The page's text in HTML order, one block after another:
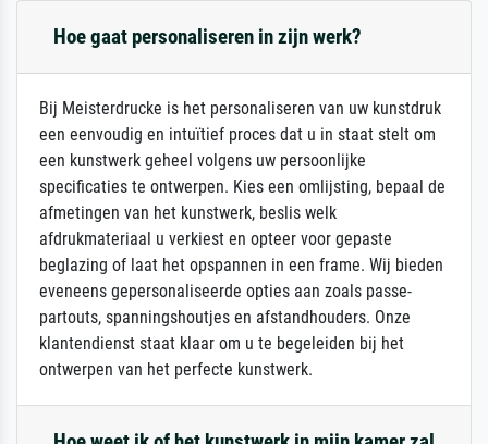
Hoe gaat personaliseren in zijn werk?
Bij Meisterdrucke is het personaliseren van uw kunstdruk
een eenvoudig en intuïtief proces dat u in staat stelt om
een kunstwerk geheel volgens uw persoonlijke
specificaties te ontwerpen. Kies een omlijsting, bepaal de
afmetingen van het kunstwerk, beslis welk
afdrukmateriaal u verkiest en opteer voor gepaste
beglazing of laat het opspannen in een frame. Wij bieden
eveneens gepersonaliseerde opties aan zoals passe-
partouts, spanningshoutjes en afstandhouders. Onze
klantendienst staat klaar om u te begeleiden bij het
ontwerpen van het perfecte kunstwerk.